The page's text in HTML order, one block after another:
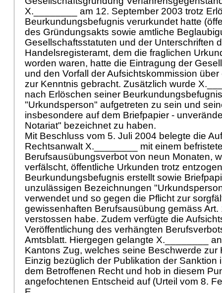
X.________ am 12. September 2003 trotz
Beurkundungsbefugnis verurkundet hatte
des Gründungsakts sowie amtliche
Gesellschaftsstatuten und der Unterschriften
Handelsregisteramt, dem die fraglichen
worden waren, hatte die Eintragung der
und den Vorfall der Aufsichtskommission
zur Kenntnis gebracht. Zusätzlich wurde
nach Erlöschen seiner
"Urkundsperson" aufgetreten zu sein und
insbesondere auf dem Briefpapier -
Notariat" bezeichnet zu haben.
Mit Beschluss vom 5. Juli 2004 belegte die
Rechtsanwalt X.________ mit einem
Berufsausübungsverbot von neun Monaten,
verfälscht, öffentliche Urkunden trotz
Beurkundungsbefugnis erstellt sowie
unzulässigen Bezeichnungen
verwendet und so gegen die Pflicht zur
gewissenhaften Berufsausübung gemäss Art.
verstossen habe. Zudem verfügte die
Veröffentlichung des verhängten
Amtsblatt. Hiergegen gelangte X.________
Kantons Zug, welches seine Beschwerde zur
Einzig bezüglich der Publikation der Sanktion
dem Betroffenen Recht und hob in diesem
angefochtenen Entscheid auf (Urteil vom 8.